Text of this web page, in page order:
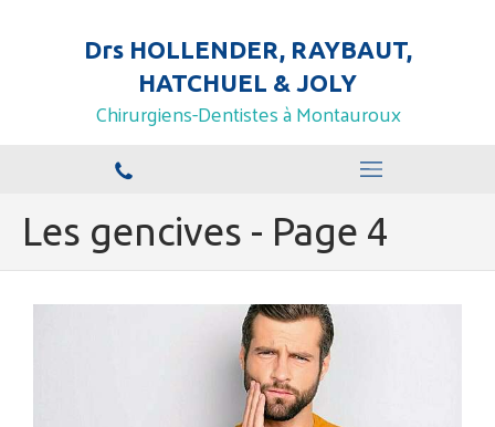
Drs HOLLENDER, RAYBAUT,
HATCHUEL & JOLY
Chirurgiens-Dentistes à Montauroux
Les gencives - Page 4